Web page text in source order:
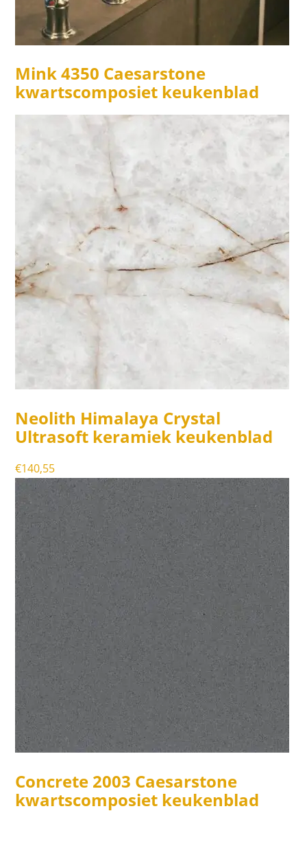
Mink 4350 Caesarstone
kwartscomposiet keukenblad
Neolith Himalaya Crystal
Ultrasoft keramiek keukenblad
€140,55
Concrete 2003 Caesarstone
kwartscomposiet keukenblad